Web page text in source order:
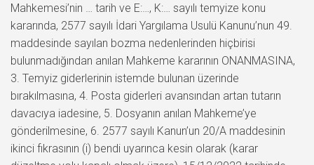
Mahkemesi’nin … tarih ve E:…, K:… sayılı temyize konu
kararında, 2577 sayılı İdari Yargılama Usulü Kanunu’nun 49.
maddesinde sayılan bozma nedenlerinden hiçbirisi
bulunmadığından anılan Mahkeme kararının ONANMASINA,
3. Temyiz giderlerinin istemde bulunan üzerinde
bırakılmasına, 4. Posta giderleri avansından artan tutarın
davacıya iadesine, 5. Dosyanın anılan Mahkeme’ye
gönderilmesine, 6. 2577 sayılı Kanun’un 20/A maddesinin
ikinci fıkrasının (i) bendi uyarınca kesin olarak (karar